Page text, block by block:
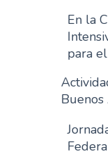
En la
para
Buenos